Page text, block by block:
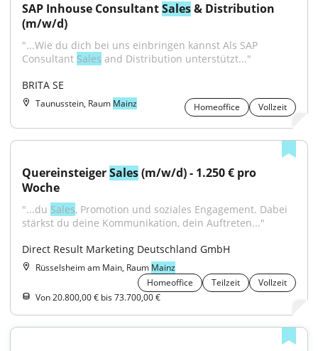
SAP Inhouse Consultant Sales & Distribution
(m/w/d)
"...Wie du dich bei uns einbringen kannst Als SAP
Consultant Sales and Distribution unterstützt..."
BRITA SE
Taunusstein, Raum Mainz Homeoffice Vollzeit
Quereinsteiger Sales (m/w/d) - 1.250 € pro
Woche
"...du Sales, Promotion und soziales Engagement. Dabei
stärkst du deine Kommunikation, dein Auftreten..."
Direct Result Marketing Deutschland GmbH
Rüsselsheim am Main, Raum Mainz
Homeoffice
Teilzeit
Vollzeit
Von 20.800,00 € bis 73.700,00 €